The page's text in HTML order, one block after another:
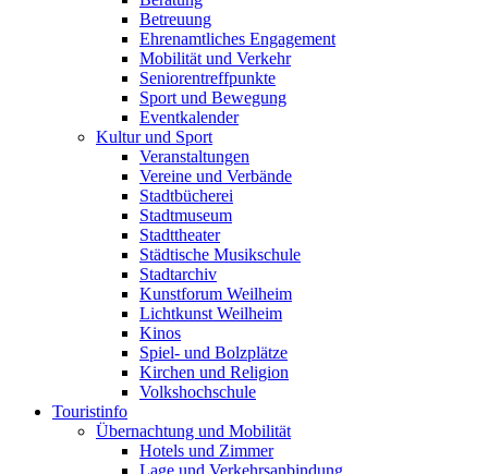
Betreuung
Ehrenamtliches Engagement
Mobilität und Verkehr
Seniorentreffpunkte
Sport und Bewegung
Eventkalender
Kultur und Sport
Veranstaltungen
Vereine und Verbände
Stadtbücherei
Stadtmuseum
Stadttheater
Städtische Musikschule
Stadtarchiv
Kunstforum Weilheim
Lichtkunst Weilheim
Kinos
Spiel- und Bolzplätze
Kirchen und Religion
Volkshochschule
Touristinfo
Übernachtung und Mobilität
Hotels und Zimmer
Lage und Verkehrsanbindung